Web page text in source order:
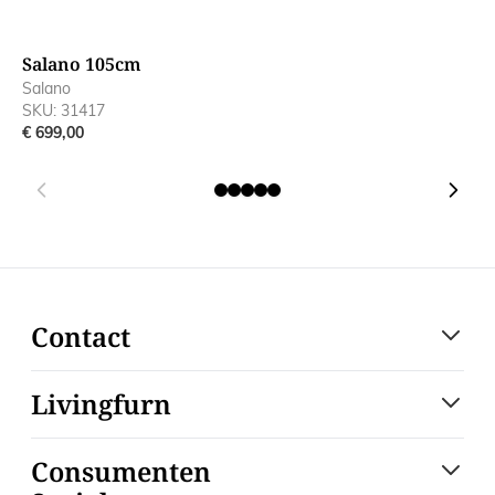
Salano 105cm
Salano
SKU: 31417
€ 699,00
Contact
Livingfurn
Consumenten